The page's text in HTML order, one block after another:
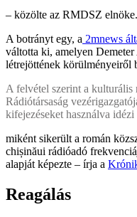
– közölte az RMDSZ elnöke.
A botrányt egy, a 2mnews
váltotta ki, amelyen
létrejöttének körülményeiről
A felvétel szerint a kulturális
Rádiótársaság
kifejezéseket használva idézi
miként sikerült a román
chișinăui rádióadó
alapját képezte – írja a
Reagálás